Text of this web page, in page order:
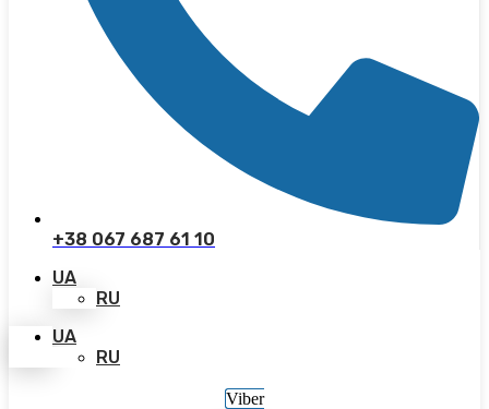
+38 067 687 61 10
UA
RU
UA
RU
Viber